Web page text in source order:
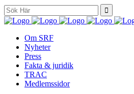
Search
for:
Om SRF
Nyheter
Press
Fakta & juridik
TRAC
Medlemssidor